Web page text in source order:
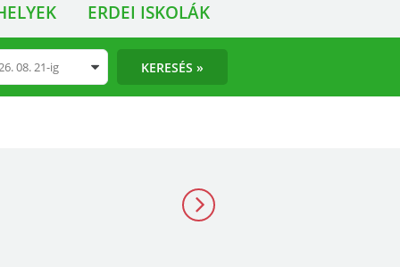
ERDEI ISKOLÁK
KERESÉS »